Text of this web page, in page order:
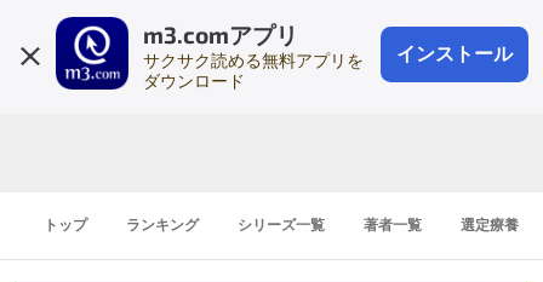
m3.comアプリ
サクサク読める無料アプリを
ダウンロード
インストール
会員登録
登録1分
トップ ランキング シリーズ一覧 著者一覧 選定療養